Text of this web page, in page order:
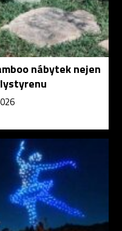
nábytek nejen